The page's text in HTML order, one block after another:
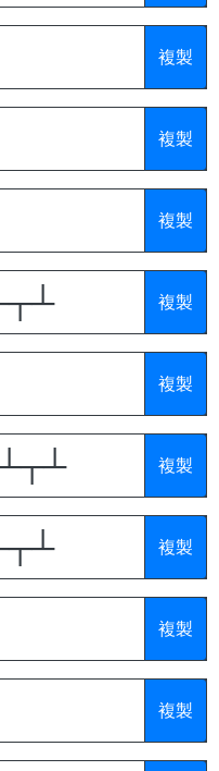
複製
複製
複製
複製
複製
複製
複製
複製
複製